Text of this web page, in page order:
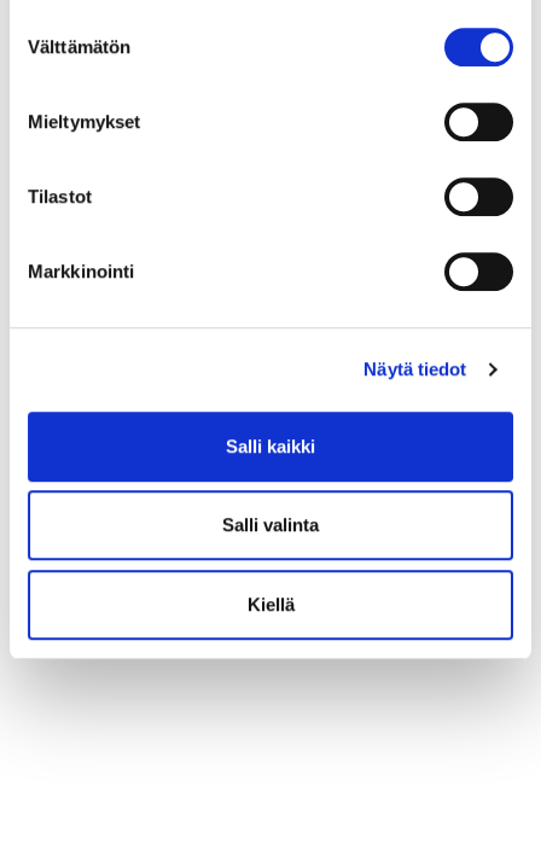
valinta
Välttämätön
Mieltymykset
Tilastot
Markkinointi
Näytä tiedot
Salli kaikki
Salli valinta
Kiellä
Olen lukenut